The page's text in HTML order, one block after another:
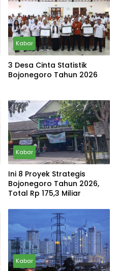
Kabar
3 Desa Cinta Statistik
Bojonegoro Tahun 2026
Kabar
Ini 8 Proyek Strategis
Bojonegoro Tahun 2026,
Total Rp 175,3 Miliar
Kabar